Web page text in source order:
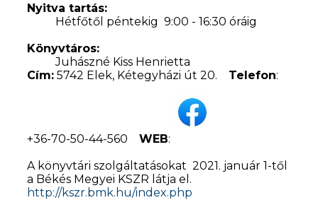
Nyitva tartás:
Hétfőtől péntekig 9:00 - 16:30 óráig
Könyvtáros:
Juhászné Kiss Henrietta
Cím: 5742 Elek, Kétegyházi út 20. Telefon:
+36-70-50-44-560WEB:
A könyvtári szolgáltatásokat 2021. január 1-től
a Békés Megyei KSZR látja el.
http://kszr.bmk.hu/index.php